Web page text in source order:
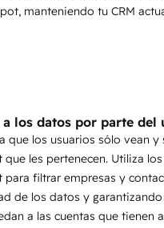
manteniendo tu CRM
a los datos por parte del
que los usuarios sólo vean
que les pertenecen. Utiliza
para filtrar empresas y
de los datos y
a las cuentas que tienen